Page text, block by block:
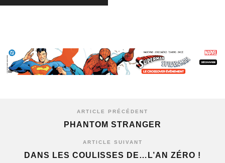
ARTICLE PRÉCÉDENT
PHANTOM STRANGER
ARTICLE SUIVANT
DANS LES COULISSES DE…L’AN ZÉRO !